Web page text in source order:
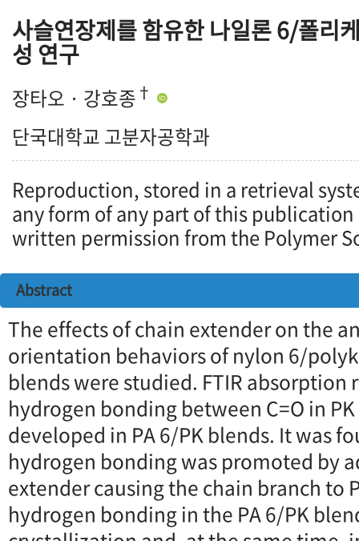
사슬연장제를 함유한 나일론 6/폴리
성 연구
장타오 · 강호종 †
단국대학교 고분자공학과
Reproduction, stored in a retrieval
any form of any part of this
written permission from the Polymer
Abstract
The effects of chain extender on the
orientation behaviors of nylon 6/
blends were studied. FTIR absorption
hydrogen bonding between C=O in PK
developed in PA 6/PK blends. It was
hydrogen bonding was promoted by
extender causing the chain branch to
hydrogen bonding in the PA 6/PK